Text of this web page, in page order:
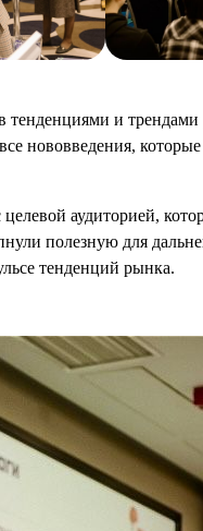
и трендами
нововведения,
аудиторией,
полезную для
тенденций рынка.